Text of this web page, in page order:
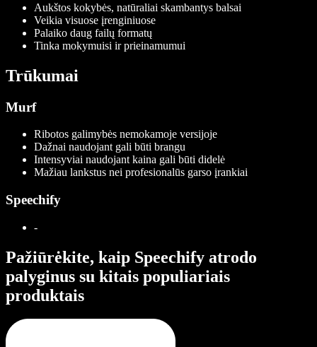
Aukštos kokybės, natūraliai skambantys balsai
Veikia visuose įrenginiuose
Palaiko daug failų formatų
Tinka mokymuisi ir prieinamumui
Trūkumai
Murf
Ribotos galimybės nemokamoje versijoje
Dažnai naudojant gali būti brangu
Intensyviai naudojant kaina gali būti didelė
Mažiau lankstus nei profesionalūs garso įrankiai
Speechify
-
Pažiūrėkite, kaip Speechify atrodo
palyginus su kitais populiariais
produktais